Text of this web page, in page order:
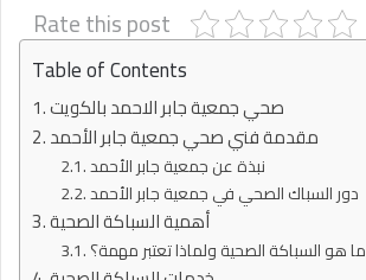
Rate this post
Table of Contents
صحي جمعية جابر الاحمد بالكويت
مقدمة فني صحي جمعية جابر الأحمد
نبذة عن جمعية جابر الأحمد
دور السباك الصحي في جمعية جابر الأحمد
أهمية السباكة الصحية
ما هو السباكة الصحية ولماذا تعتبر مهمة؟